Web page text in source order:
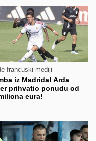
francuski mediji
iz Madrida! Arda
prihvatio ponudu od
eura!